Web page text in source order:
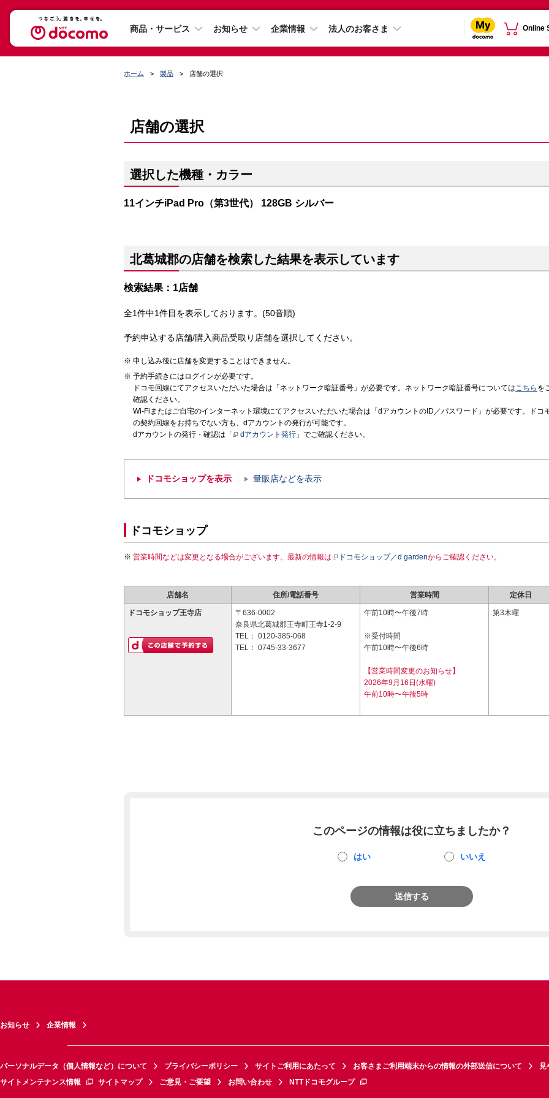
商品・サービス お知らせ 企業情報 法人のお客さま Online
ホーム 製品 店舗の選択
店舗の選択
選択した機種・カラー
11インチiPad Pro（第3世代） 128GB シルバー
北葛城郡の店舗を検索した結果を表示しています
検索結果：1店舗
全1件中1件目を表示しております。(50音順)
予約申込する店舗/購入商品受取り店舗を選択してください。
申し込み後に店舗を変更することはできません。
予約手続きにはログインが必要です。
ドコモ回線にてアクセスいただいた場合は「ネットワーク暗証番号」が必要です。ネットワーク暗証番号についてはこちら を
確認ください。
Wi-Fiまたはご自宅のインターネット環境にてアクセスいただいた場合は「dアカウントのID／パスワード」が必要です。ドコ
の契約回線をお持ちでない方も、dアカウントの発行が可能です。
dアカウントの発行・確認は「
dアカウント発行 」でご確認ください。
ドコモショップを表示 量販店などを表示
ドコモショップ
営業時間などは変更となる場合がございます。最新の情報は ドコモショップ／d gardenからご確認ください。
店舗名 住所/電話番号 営業時間 定休日
ドコモショップ王寺店
〒636-0002
奈良県北葛城郡王寺町王寺1-2-9
TEL： 0120-385-068
TEL： 0745-33-3677
午前10時〜午後7時
※受付時間
午前10時〜午後6時
【営業時間変更のお知らせ】
2026年9月16日(水曜)
午前10時〜午後5時
第3木曜
このページの情報は役に立ちましたか？
はい いいえ
送信する
お知らせ 企業情報
パーソナルデータ（個人情報など）について プライバシーポリシー サイトご利用にあたって お客さまご利用端末からの情報の外部送信について
見
サイトメンテナンス情報
サイトマップ ご意見・ご要望 お問い合わせ NTTドコモグループ